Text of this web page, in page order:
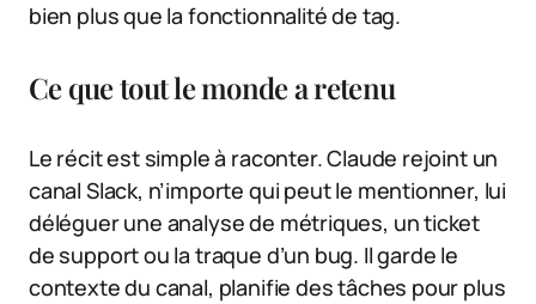
bien plus que la fonctionnalité de tag.
Ce que tout le monde a retenu
Le récit est simple à raconter. Claude rejoint un
canal Slack, n’importe qui peut le mentionner, lui
déléguer une analyse de métriques, un ticket
de support ou la traque d’un bug. Il garde le
contexte du canal, planifie des tâches pour plus